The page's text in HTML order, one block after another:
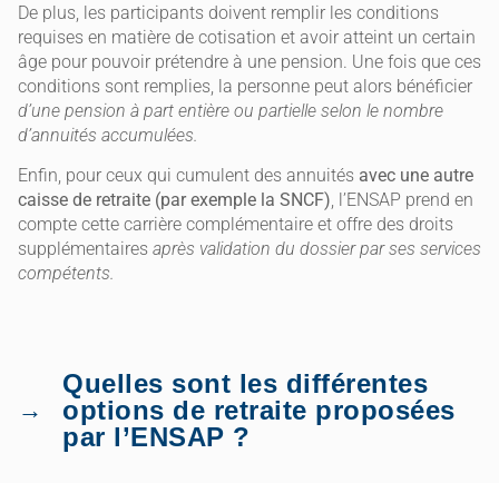
De plus, les participants doivent remplir les conditions
requises en matière de cotisation et avoir atteint un certain
âge pour pouvoir prétendre à une pension. Une fois que ces
conditions sont remplies, la personne peut alors bénéficier
d’une pension à part entière ou partielle selon le nombre
d’annuités accumulées.
Enfin, pour ceux qui cumulent des annuités avec une autre
caisse de retraite (par exemple la SNCF), l’ENSAP prend en
compte cette carrière complémentaire et offre des droits
supplémentaires après validation du dossier par ses services
compétents.
Quelles sont les différentes
options de retraite proposées
par l’ENSAP ?